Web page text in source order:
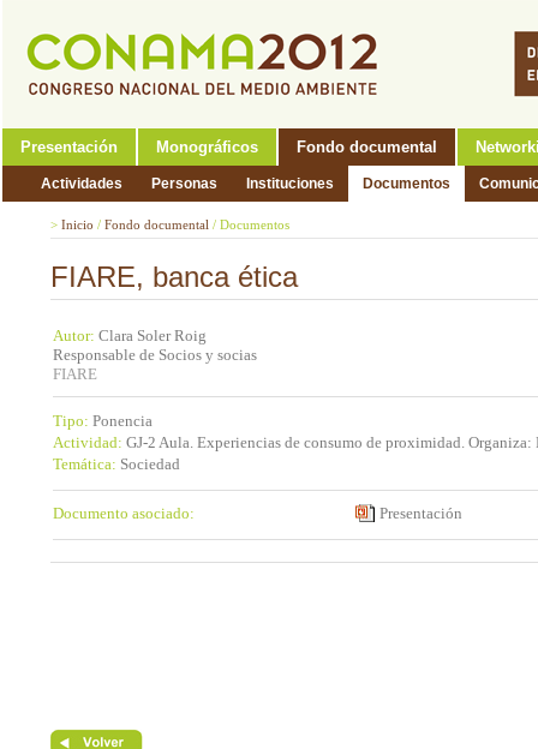
Presentación Monográficos Fondo documental
Actividades Personas Instituciones Documentos
> Inicio / Fondo documental / Documentos
FIARE, banca ética
Autor: Clara Soler Roig
Responsable de Socios y socias
FIARE
Tipo: Ponencia
Actividad: GJ-2 Aula. Experiencias de consumo de proximidad. Organiza:
Temática: Sociedad
Documento asociado: Presentación